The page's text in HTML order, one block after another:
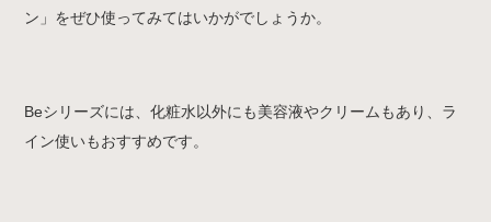
ン」をぜひ使ってみてはいかがでしょうか。
Beシリーズには、化粧水以外にも美容液やクリームもあり、ラ
イン使いもおすすめです。